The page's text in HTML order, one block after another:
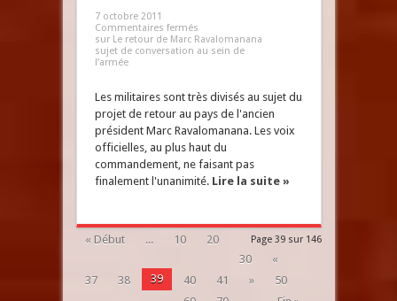
7 octobre 2011
Commentaires fermés
sur Le retour de Marc Ravalomanana
sujet de conversation au sein de
l’armée
Les militaires sont très divisés au sujet du
projet de retour au pays de l'ancien
président Marc Ravalomanana. Les voix
officielles, au plus haut du
commandement, ne faisant pas
finalement l'unanimité. Lire la suite »
Page 39 sur 146
« Début ... 10
20
30
«
37
38 39 40 41 »
50